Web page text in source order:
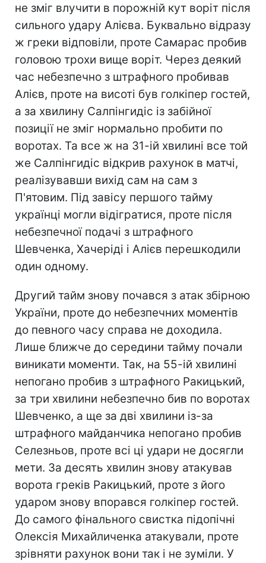
не зміг влучити в порожній кут воріт після
сильного удару Алієва. Буквально відразу
ж греки відповіли, проте Самарас пробив
головою трохи вище воріт. Через деякий
час небезпечно з штрафного пробивав
Алієв, проте на висоті був голкіпер гостей,
а за хвилину Салпінгидіс із забійної
позиції не зміг нормально пробити по
воротах. Та все ж на 31-ій хвилині все той
же Салпінгидіс відкрив рахунок в матчі,
реалізувавши вихід сам на сам з
П'ятовим. Під завісу першого тайму
українці могли відігратися, проте після
небезпечної подачі з штрафного
Шевченка, Хачеріді і Алієв перешкодили
один одному.
Другий тайм знову почався з атак збірною
України, проте до небезпечних моментів
до певного часу справа не доходила.
Лише ближче до середини тайму почали
виникати моменти. Так, на 55-ій хвилині
непогано пробив з штрафного Ракицький,
за три хвилини небезпечно бив по воротах
Шевченко, а ще за дві хвилини із-за
штрафного майданчика непогано пробив
Селезньов, проте всі ці удари не досягли
мети. За десять хвилин знову атакував
ворота греків Ракицький, проте з його
ударом знову впорався голкіпер гостей.
До самого фінального свистка підопічні
Олексія Михайличенка атакували, проте
зрівняти рахунок вони так і не зуміли. У